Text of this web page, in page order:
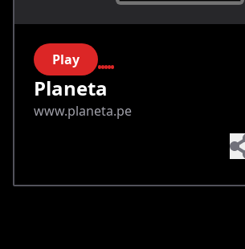
Play
Planeta
www.planeta.pe